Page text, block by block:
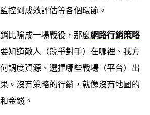
控到成效評估等各個環節。
比喻成一場戰役，那麼網路行銷策略
知道敵人（競爭對手）在哪裡、我方
調度資源、選擇哪些戰場（平台）出
。沒有策略的行銷，就像沒有地圖的
金錢。